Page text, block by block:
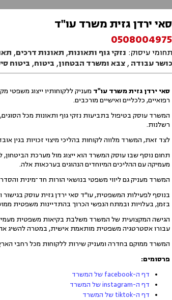
סאי ירדן גזית משרד עו"ד
0508004975
תחומי עיסוק: נזקי גוף ותאונות, תאונות דרכים,
כושר עבודה ,צבא ומשרד הבטחון, ביטוח, ביטוח
סאי ירדן גזית משרד עו"ד מעניק ללקוחותיו ייצוג משפטי
רפואיים, כלכליים ואישיים מורכבים.
המשרד עוסק בטיפול בתביעות נזקי גוף ותאונות מכל
רשלנות.
לצד זאת, המשרד מלווה לקוחות בהליכי מיצוי זכויות בגין
תחום נוסף שבו עוסק המשרד הוא ייצוג מול מערכת
מעמיקה עם ההליכים המיוחדים הנהוגים בערכאות אלה.
המשרד מעניק גם ליווי משפטי בנושאי הורות חד־מינית
בנוסף לפעילות המשפטית, עו״ד סאי ירדן גזית עוסק בגישור
בזמן, בעלויות ובמתח הנפשי הכרוך בהתדיינות משפטית
הגישה המקצועית של המשרד משלבת בקיאות משפטית
עבורו אסטרטגיה משפטית מותאמת אישית, במטרה להשיג את
המשרד ממוקם בחדרה ומעניק שירות ללקוחות מכל רחבי
פרסומים:
דף ה-facebook של המשרד
דף ה-instagram של המשרד
דף ה-tiktok של המשרד